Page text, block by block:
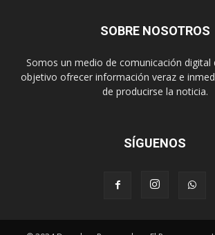
SOBRE NOSOTROS
Somos un medio de comunicación digital
objetivo ofrecer información veraz e
de producirse la noticia.
SÍGUENOS